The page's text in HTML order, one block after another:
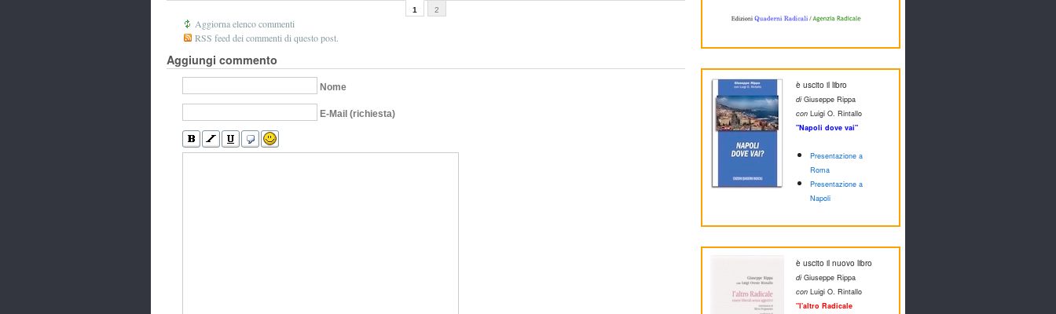
1 2
Aggiorna elenco commenti
RSS feed dei commenti di questo post.
Aggiungi commento
Nome
E-Mail (richiesta)
è uscito il libro
diGiuseppe Rippa
con Luigi O. Rintallo
"Napoli dove vai"
Presentazione a
Roma
Presentazione a
Napoli
è uscito il nuovo libro
diGiuseppe Rippa
con Luigi O. Rintallo
"l'altro Radicale